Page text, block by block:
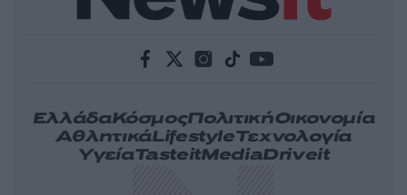
ΕλλάδαΚόσμοςΠολιτικήΟικονομία
ΑθλητικάLifestyleΤεχνολογία
ΥγείαTasteitMediaDriveit